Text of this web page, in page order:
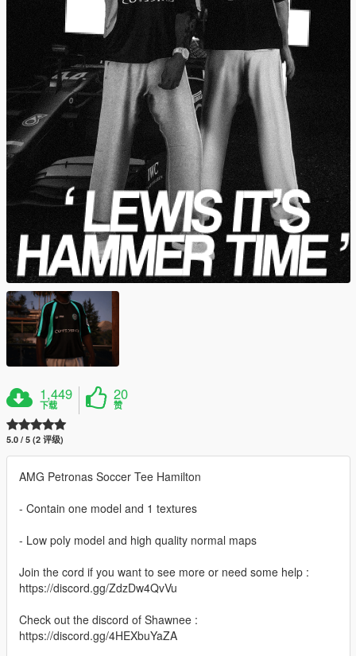
1,449
下载
20
赞
5.0 / 5 (2 评级)
AMG Petronas Soccer Tee Hamilton
- Contain one model and 1 textures
- Low poly model and high quality normal maps
Join the cord if you want to see more or need some help :
https://discord.gg/ZdzDw4QvVu
Check out the discord of Shawnee :
https://discord.gg/4HEXbuYaZA